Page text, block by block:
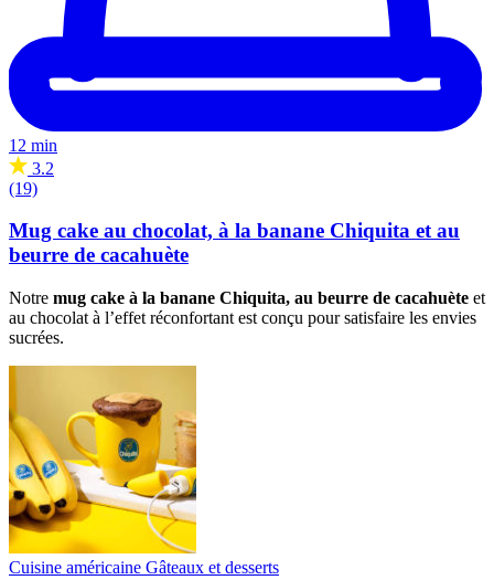
12 min
3.2
(19)
Mug cake au chocolat, à la banane Chiquita et au
beurre de cacahuète
Notre mug cake à la banane Chiquita, au beurre de cacahuète et
au chocolat à l’effet réconfortant est conçu pour satisfaire les envies
sucrées.
Cuisine américaine Gâteaux et desserts